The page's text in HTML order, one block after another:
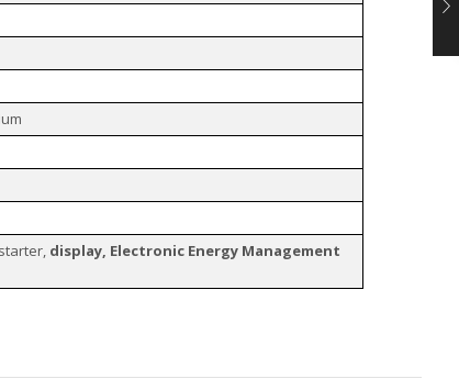
display, Electronic Energy Management